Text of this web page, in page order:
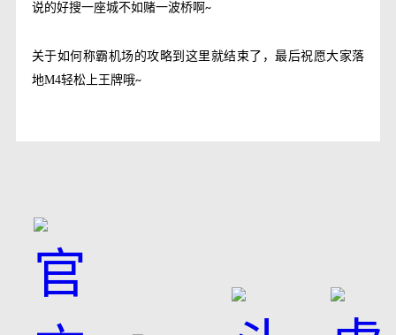
说的好搜一座城不如赌一波桥啊 ~
关于如何称霸机场的攻略到这里就结束了，最后祝愿大家落
地M4轻松上王牌哦~